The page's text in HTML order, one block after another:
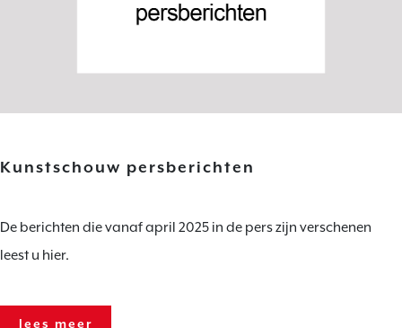
Kunstschouw persberichten
De berichten die vanaf april 2025 in de pers zijn verschenen
leest u hier.
lees meer